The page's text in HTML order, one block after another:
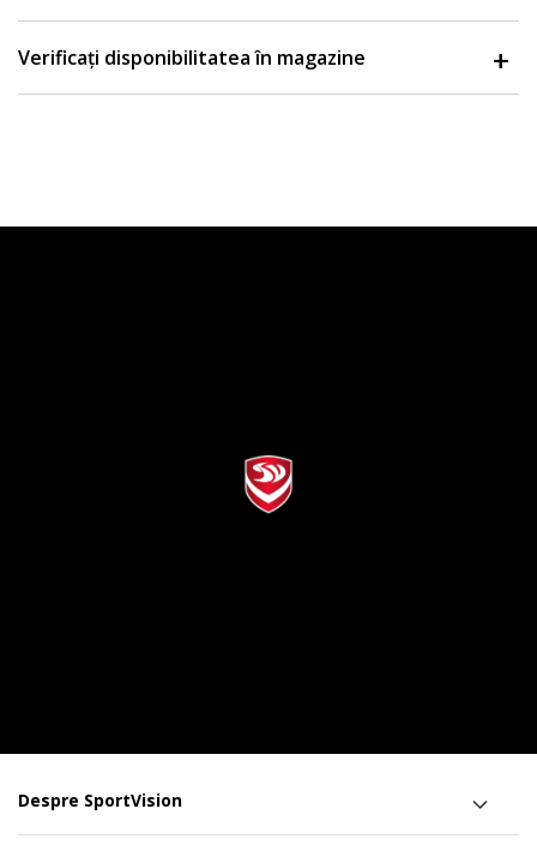
Verificați disponibilitatea în magazine
Despre SportVision